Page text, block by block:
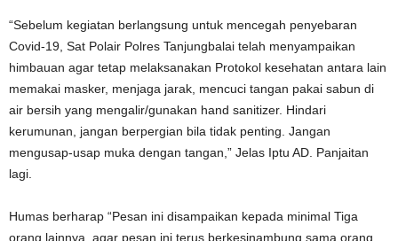
“Sebelum kegiatan berlangsung untuk mencegah penyebaran
Covid-19, Sat Polair Polres Tanjungbalai telah menyampaikan
himbauan agar tetap melaksanakan Protokol kesehatan antara lain
memakai masker, menjaga jarak, mencuci tangan pakai sabun di
air bersih yang mengalir/gunakan hand sanitizer. Hindari
kerumunan, jangan berpergian bila tidak penting. Jangan
mengusap-usap muka dengan tangan,” Jelas Iptu AD. Panjaitan
lagi.
Humas berharap “Pesan ini disampaikan kepada minimal Tiga
orang lainnya, agar pesan ini terus berkesinambung sama orang